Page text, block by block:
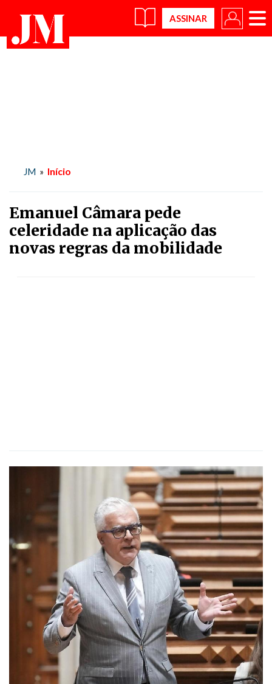
×
JM » Início
Emanuel Câmara pede
celeridade na aplicação das
novas regras da mobilidade